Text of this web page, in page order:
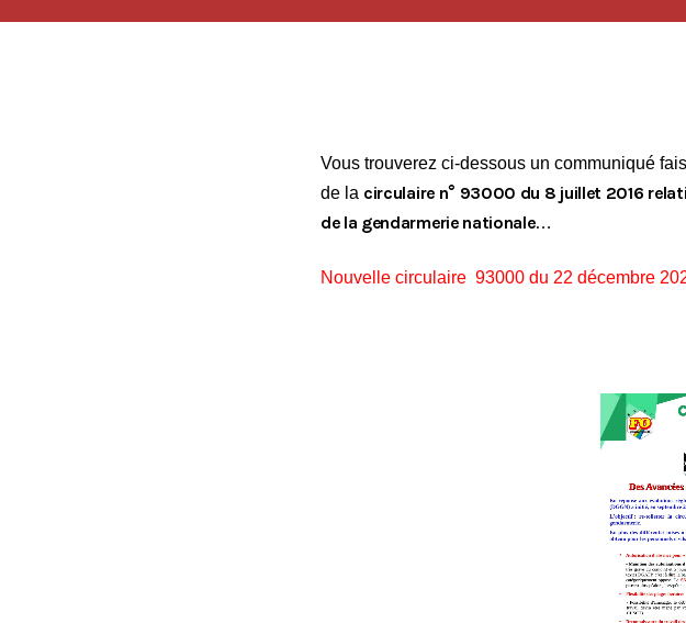
Vous trouverez ci-dessous un communiqué
de la circulaire n° 93000 du 8 juillet 2016
de la gendarmerie nationale…
Nouvelle circulaire 93000 du 22 décembre